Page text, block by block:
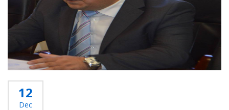
12
Dec